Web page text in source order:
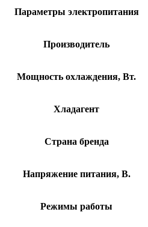
Параметры электропитания
Производитель
Мощность охлаждения, Вт.
Хладагент
Страна бренда
Напряжение питания, В.
Режимы работы